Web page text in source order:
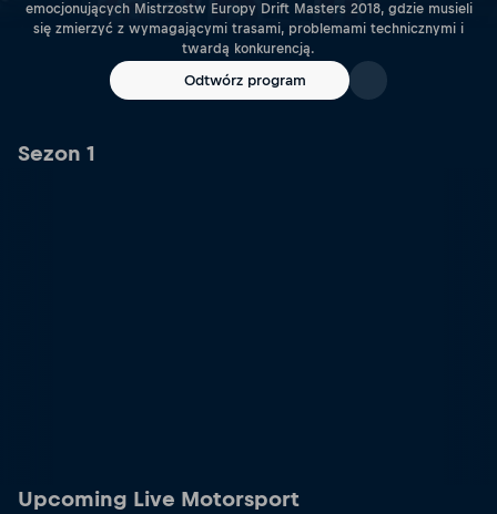
emocjonujących Mistrzostw Europy Drift Masters 2018, gdzie musieli
się zmierzyć z wymagającymi trasami, problemami technicznymi i
twardą konkurencją.
Odtwórz program
Sezon 1
Upcoming Live Motorsport